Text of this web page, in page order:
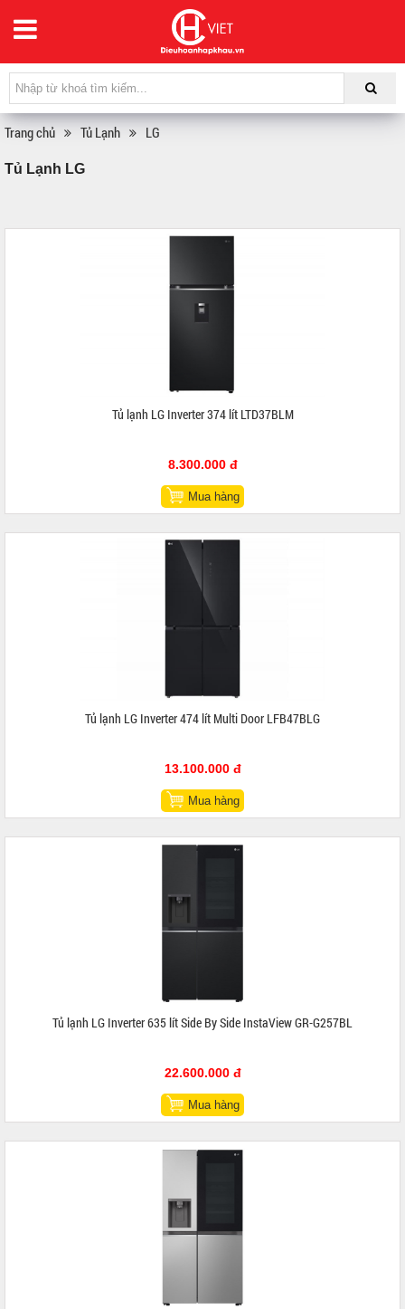
Trang chủ Tủ Lạnh LG
Tủ Lạnh LG
Tủ lạnh LG Inverter 374 lít LTD37BLM
8.300.000 đ
Mua hàng
Tủ lạnh LG Inverter 474 lít Multi Door LFB47BLG
13.100.000 đ
Mua hàng
Tủ lạnh LG Inverter 635 lít Side By Side InstaView GR-G257BL
22.600.000 đ
Mua hàng